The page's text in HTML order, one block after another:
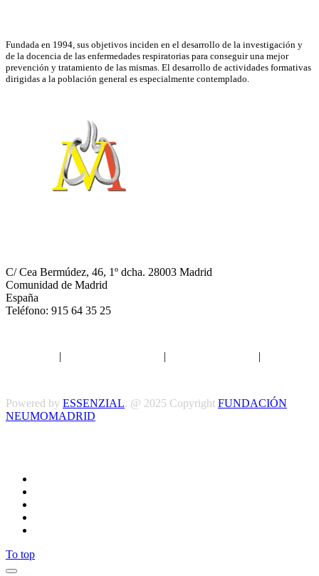
Fundada en 1994, sus objetivos inciden en el desarrollo de la investigación y
de la docencia de las enfermedades respiratorias para conseguir una mejor
prevención y tratamiento de las mismas. El desarrollo de actividades formativas
dirigidas a la población general es especialmente contemplado.
C/ Cea Bermúdez, 46, 1º dcha. 28003 Madrid
Comunidad de Madrid
España
Teléfono: 915 64 35 25
| | |
Powered by ESSENZIAL. @ 2025 Copyright FUNDACIÓN
NEUMOMADRID
To top